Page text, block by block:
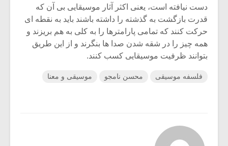
دست نیافته است، یعنی اکثر آثار موسیقایی بی آن که
قدرت بازگشت به گذشته را داشته باشند باید به نقطه ای
حرکت کنند که تمامی پارامترها را به کلی به هم بریزند و
همه چیز را در شقه شدن صدا ها بنگرند و از این طریق
بتوانند ظرفیت موسیقایی کسب کنند.
فلسفه موسیقی محسن نامجو موسیقی و معنا